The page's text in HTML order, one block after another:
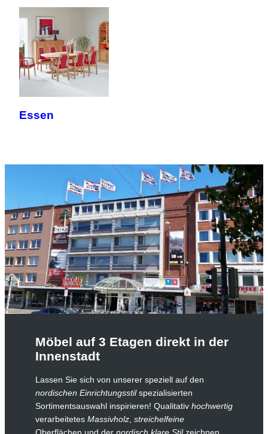
Essen
Möbel auf 3 Etagen direkt in der
Innenstadt
Lassen Sie sich von unserer speziell auf den
nordischen Einrichtungsstilspezialisierten
Sortimentsauswahl inspirieren! Qualitativ hochwertig
verarbeitetes Massivholz, streichelfeine